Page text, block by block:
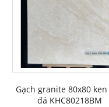
Gạch granite 80x80 ken
đá KHC80218BM